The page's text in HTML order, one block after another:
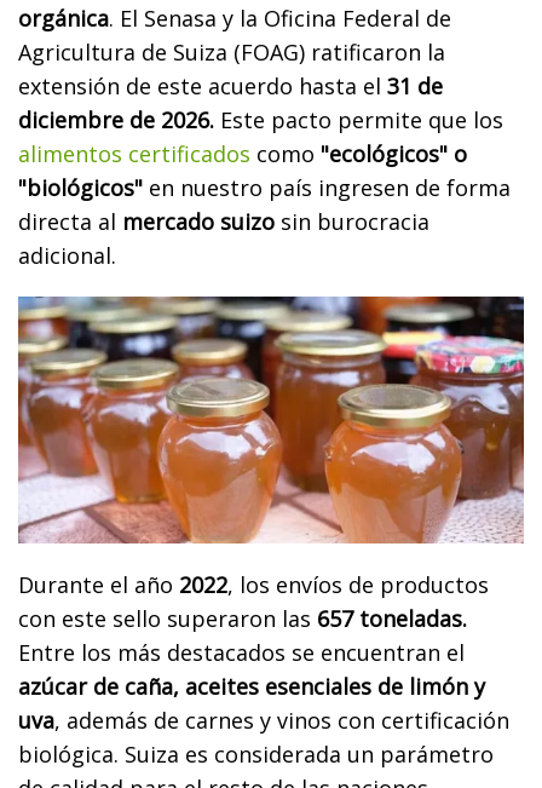
orgánica. El Senasa y la Oficina Federal de
Agricultura de Suiza (FOAG) ratificaron la
extensión de este acuerdo hasta el 31 de
diciembre de 2026. Este pacto permite que los
alimentos certificados como "ecológicos" o
"biológicos" en nuestro país ingresen de forma
directa al mercado suizo sin burocracia
adicional.
Durante el año 2022, los envíos de productos
con este sello superaron las 657 toneladas.
Entre los más destacados se encuentran el
azúcar de caña, aceites esenciales de limón y
uva, además de carnes y vinos con certificación
biológica. Suiza es considerada un parámetro